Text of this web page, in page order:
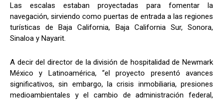
Las escalas estaban proyectadas para fomentar la
navegación, sirviendo como puertas de entrada a las regiones
turísticas de Baja California, Baja California Sur, Sonora,
Sinaloa y Nayarit.
A decir del director de la división de hospitalidad de Newmark
México y Latinoamérica, “el proyecto presentó avances
significativos, sin embargo, la crisis inmobiliaria, presiones
medioambientales y el cambio de administración federal,